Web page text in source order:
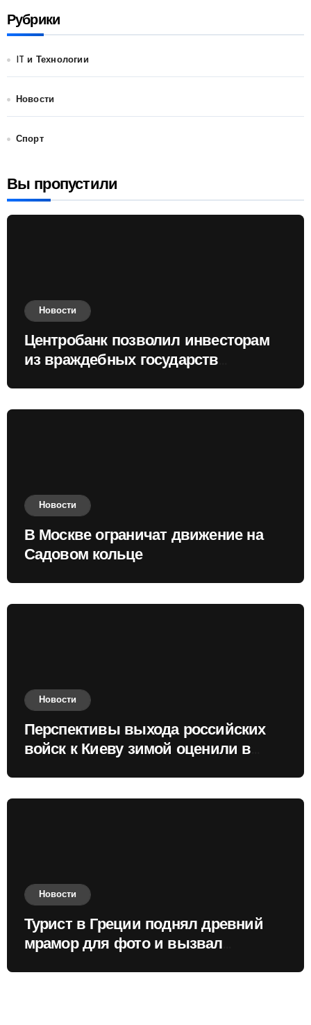
Рубрики
IT и Технологии
Новости
Спорт
Вы пропустили
Новости
Центробанк позволил инвесторам
из враждебных государств
Новости
В Москве ограничат движение на
Садовом кольце
Новости
Перспективы выхода российских
войск к Киеву зимой оценили в
Новости
Турист в Греции поднял древний
мрамор для фото и вызвал